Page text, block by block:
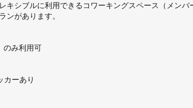
シブルに利用できるコワーキングスペース（メン
ンがあります。
のみ利用可
カーあり